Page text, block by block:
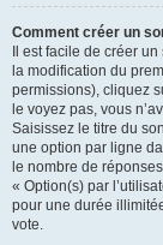
Comment créer un
Il est facile de créer
la modification du
permissions), cliquez
le voyez pas, vous
Saisissez le titre du
une option par ligne
le nombre de
« Option(s) par
pour une durée
vote.